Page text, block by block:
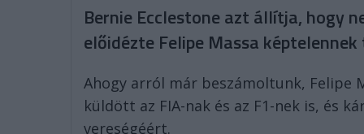
Bernie Ecclestone azt állítja, hogy
előidézte Felipe Massa
Ahogy arról már beszámoltunk, Felipe
küldött az FIA-nak és az F1-nek is, és
vereségéért.